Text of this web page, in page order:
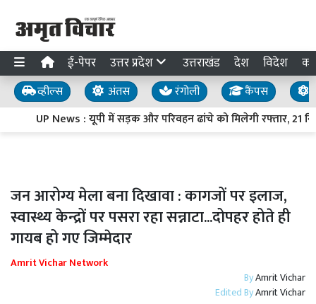
ई-पेपर उत्तर प्रदेश उत्तराखंड देश विदेश
व्हील्स अंतस रंगोली कैंपस
UP News : यूपी में सड़क और परिवहन ढांचे को मिलेगी रफ्तार, 21
जन आरोग्य मेला बना दिखावा : कागजों पर इलाज,
स्वास्थ्य केन्द्रों पर पसरा रहा सन्नाटा...दोपहर होते ही
गायब हो गए जिम्मेदार
Amrit Vichar Network
ByAmrit Vichar
Edited ByAmrit Vichar